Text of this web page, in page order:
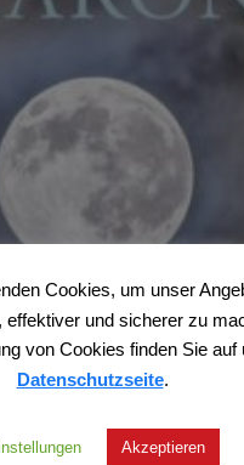
Cookies, um unser
effektiver und sicherer zu
von Cookies finden Sie auf
Datenschutzseite.
Akzeptieren